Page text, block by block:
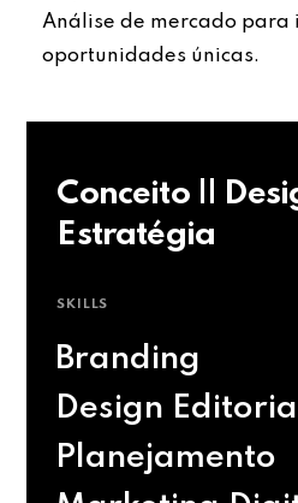
Análise de mercado para
oportunidades únicas.
Conceito ||
Estratégia
SKILLS
Branding
Design Editorial
Planejamento